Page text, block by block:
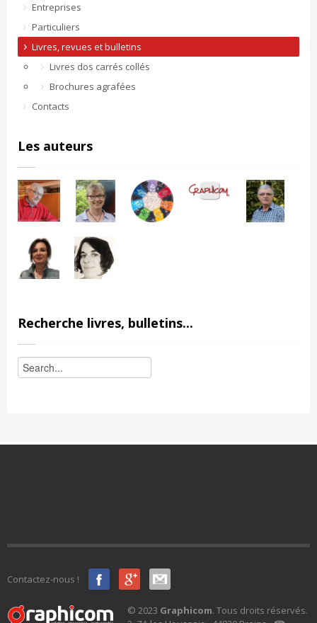
Entreprises
Particuliers
Livres, revues et bulletins
Livres dos carrés collés
Brochures agrafées
Contacts
Les auteurs
Recherche livres, bulletins...
Contactez-nous !
© 2023 Graphicom. Tous droits réservés.